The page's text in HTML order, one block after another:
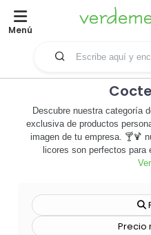
Menú
Descubre nuestra categoría
exclusiva de productos
imagen de tu empresa. 🍸🍹
licores son perfectos para
promocionales o
o mensaje corporativo.
ofrecen una experiencia de
regalo perfecto para clientes y
Precio